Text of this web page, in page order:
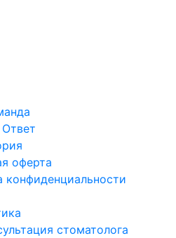
оферта
конфиденциальности
стоматолога